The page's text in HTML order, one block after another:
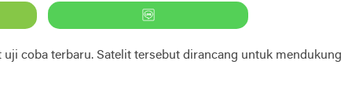
coba terbaru. Satelit tersebut dirancang untuk mendukung